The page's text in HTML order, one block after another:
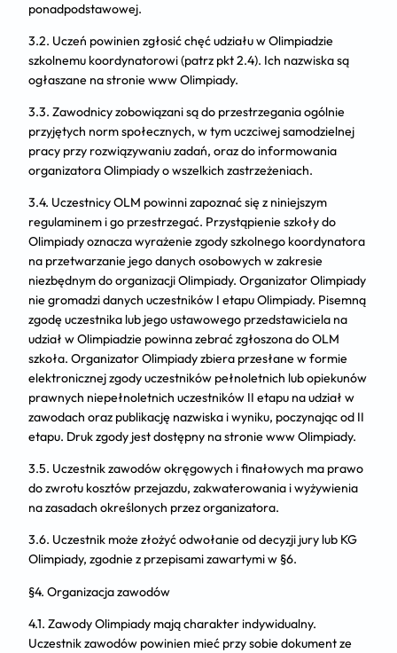
ponadpodstawowej.
3.2. Uczeń powinien zgłosić chęć udziału w Olimpiadzie
szkolnemu koordynatorowi (patrz pkt 2.4). Ich nazwiska są
ogłaszane na stronie www Olimpiady.
3.3. Zawodnicy zobowiązani są do przestrzegania ogólnie
przyjętych norm społecznych, w tym uczciwej samodzielnej
pracy przy rozwiązywaniu zadań, oraz do informowania
organizatora Olimpiady o wszelkich zastrzeżeniach.
3.4. Uczestnicy OLM powinni zapoznać się z niniejszym
regulaminem i go przestrzegać. Przystąpienie szkoły do
Olimpiady oznacza wyrażenie zgody szkolnego koordynatora
na przetwarzanie jego danych osobowych w zakresie
niezbędnym do organizacji Olimpiady. Organizator Olimpiady
nie gromadzi danych uczestników I etapu Olimpiady. Pisemną
zgodę uczestnika lub jego ustawowego przedstawiciela na
udział w Olimpiadzie powinna zebrać zgłoszona do OLM
szkoła. Organizator Olimpiady zbiera przesłane w formie
elektronicznej zgody uczestników pełnoletnich lub opiekunów
prawnych niepełnoletnich uczestników II etapu na udział w
zawodach oraz publikację nazwiska i wyniku, poczynając od II
etapu. Druk zgody jest dostępny na stronie www Olimpiady.
3.5. Uczestnik zawodów okręgowych i finałowych ma prawo
do zwrotu kosztów przejazdu, zakwaterowania i wyżywienia
na zasadach określonych przez organizatora.
3.6. Uczestnik może złożyć odwołanie od decyzji jury lub KG
Olimpiady, zgodnie z przepisami zawartymi w §6.
§4. Organizacja zawodów
4.1. Zawody Olimpiady mają charakter indywidualny.
Uczestnik zawodów powinien mieć przy sobie dokument ze